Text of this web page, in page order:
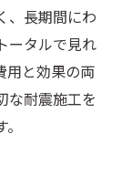
、長期間にわ
ータルで見れ
用と効果の両
な耐震施工を